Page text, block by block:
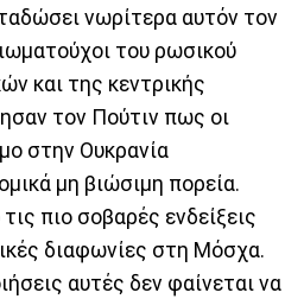
νωρίτερα αυτόν τον
του ρωσικού
και της κεντρικής
τον Πούτιν πως οι
στην Ουκρανία
μη βιώσιμη πορεία.
πιο σοβαρές ενδείξεις
διαφωνίες στη Μόσχα.
αυτές δεν φαίνεται να